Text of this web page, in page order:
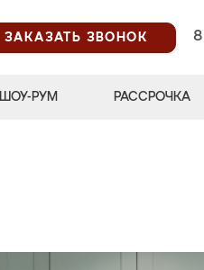
ЗАКАЗАТЬ ЗВОНОК
ШОУ-РУМ РАССРОЧКА